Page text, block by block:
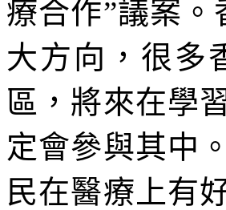
療合作”議案
大方向，很多
區，將來在學
定會參與其中
民在醫療上有